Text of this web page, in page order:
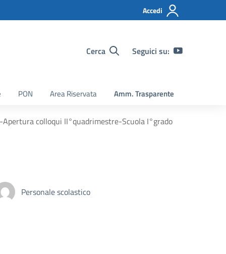
Accedi
Cerca Seguici su:
PON Area Riservata Amm. Trasparente
colloqui II°quadrimestre-Scuola I°grado
Personale scolastico